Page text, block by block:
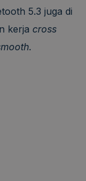
5.3 juga di
kerja cross
.